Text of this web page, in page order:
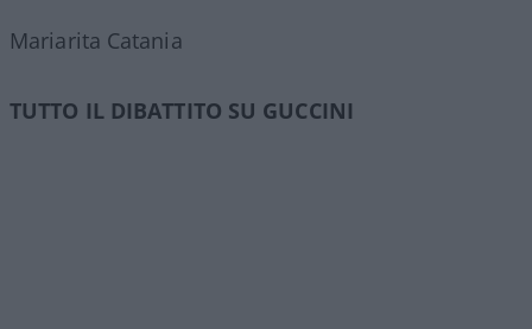
Mariarita Catania
TUTTO IL DIBATTITO SU GUCCINI